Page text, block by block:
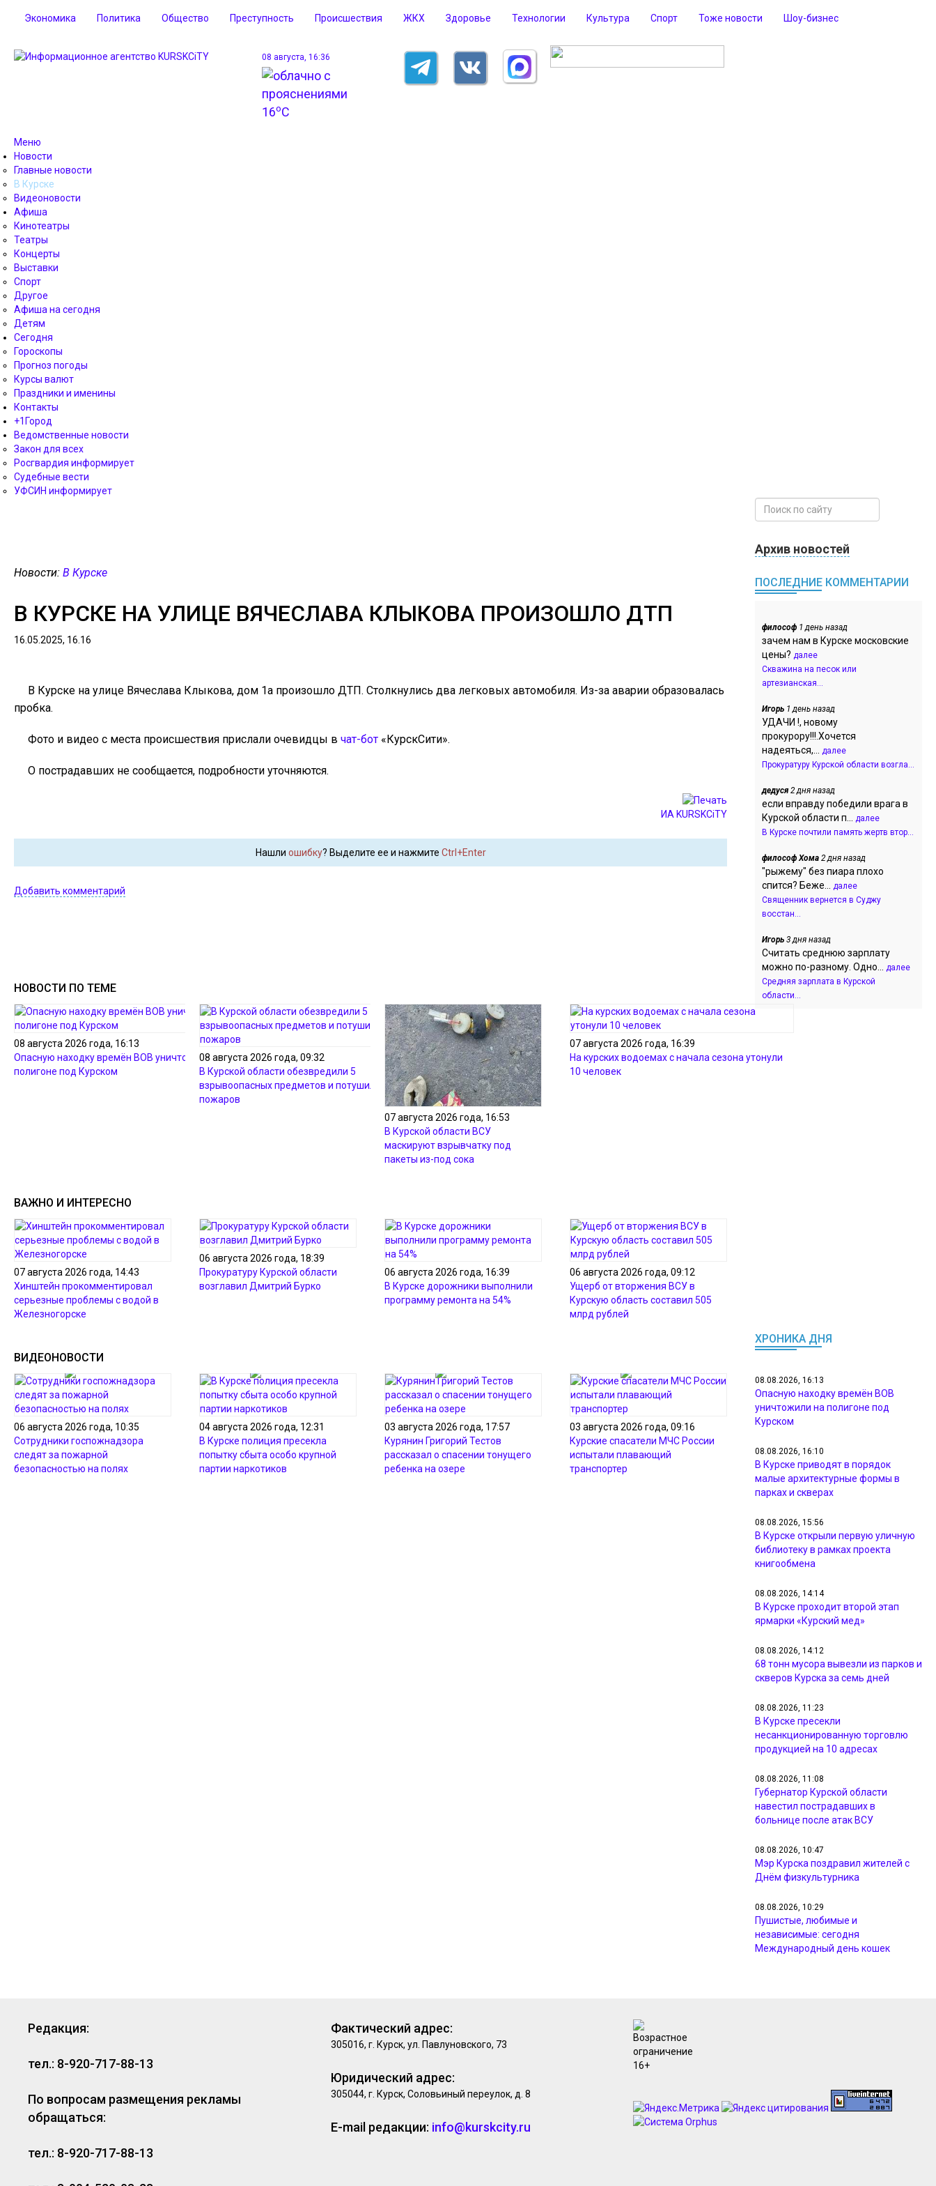
Экономика Политика Общество Преступность Происшествия ЖКХ Здоровье Технологии Культура Спорт Тоже новости Шоу-бизнес
08 августа, 16:36
16oC
Меню
Новости
Главные новости
В Курске
Видеоновости
Афиша
Кинотеатры
Театры
Концерты
Выставки
Спорт
Другое
Афиша на сегодня
Детям
Сегодня
Гороскопы
Прогноз погоды
Курсы валют
Праздники и именины
Контакты
+1Город
Ведомственные новости
Закон для всех
Росгвардия информирует
Судебные вести
УФСИН информирует
Новости: В Курске
В КУРСКЕ НА УЛИЦЕ ВЯЧЕСЛАВА КЛЫКОВА ПРОИЗОШЛО ДТП
16.05.2025, 16.16
В Курске на улице Вячеслава Клыкова, дом 1а произошло ДТП. Столкнулись два легковых автомобиля. Из-за аварии образовалась
пробка.
Фото и видео с места происшествия прислали очевидцы в чат-бот «КурскСити».
О пострадавших не сообщается, подробности уточняются.
ИА KURSKCiTY
Нашли ошибку? Выделите ее и нажмите Ctrl+Enter
Добавить комментарий
НОВОСТИ ПО ТЕМЕ
08 августа 2026 года, 16:13
Опасную находку времён ВОВ уничтожили на
полигоне под Курском
08 августа 2026 года, 09:32
В Курской области обезвредили 5
взрывоопасных предметов и потушили 8
пожаров
07 августа 2026 года, 16:53
В Курской области ВСУ
маскируют взрывчатку под
пакеты из-под сока
07 августа 2026 года, 16:39
На курских водоемах с начала сезона утонули
10 человек
ВАЖНО И ИНТЕРЕСНО
07 августа 2026 года, 14:43
Хинштейн прокомментировал
серьезные проблемы с водой в
Железногорске
06 августа 2026 года, 18:39
Прокуратуру Курской области
возглавил Дмитрий Бурко
06 августа 2026 года, 16:39
В Курске дорожники выполнили
программу ремонта на 54%
06 августа 2026 года, 09:12
Ущерб от вторжения ВСУ в
Курскую область составил 505
млрд рублей
ВИДЕОНОВОСТИ
06 августа 2026 года, 10:35
Сотрудники госпожнадзора
следят за пожарной
безопасностью на полях
04 августа 2026 года, 12:31
В Курске полиция пресекла
попытку сбыта особо крупной
партии наркотиков
03 августа 2026 года, 17:57
Курянин Григорий Тестов
рассказал о спасении тонущего
ребенка на озере
03 августа 2026 года, 09:16
Курские спасатели МЧС России
испытали плавающий
транспортер
Архив новостей
ПОСЛЕДНИЕ КОММЕНТАРИИ
философ 1 день назад
зачем нам в Курске московские
цены? далее
Скважина на песок или
артезианская...
Игорь 1 день назад
УДАЧИ !, новому
прокурору!!!.Хочется
надеяться,... далее
Прокуратуру Курской области возгла...
дедуся2 дня назад
если вправду победили врага в
Курской области п... далее
В Курске почтили память жертв втор...
философ Хома 2 дня назад
"рыжему" без пиара плохо
спится? Беже... далее
Священник вернется в Суджу
восстан...
Игорь 3 дня назад
Считать среднюю зарплату
можно по-разному. Одно... далее
Средняя зарплата в Курской
области...
ХРОНИКА ДНЯ
08.08.2026, 16:13
Опасную находку времён ВОВ
уничтожили на полигоне под
Курском
08.08.2026, 16:10
В Курске приводят в порядок
малые архитектурные формы в
парках и скверах
08.08.2026, 15:56
В Курске открыли первую уличную
библиотеку в рамках проекта
книгообмена
08.08.2026, 14:14
В Курске проходит второй этап
ярмарки «Курский мед»
08.08.2026, 14:12
68 тонн мусора вывезли из парков и
скверов Курска за семь дней
08.08.2026, 11:23
В Курске пресекли
несанкционированную торговлю
продукцией на 10 адресах
08.08.2026, 11:08
Губернатор Курской области
навестил пострадавших в
больнице после атак ВСУ
08.08.2026, 10:47
Мэр Курска поздравил жителей с
Днём физкультурника
08.08.2026, 10:29
Пушистые, любимые и
независимые: сегодня
Международный день кошек
четырёх районах
Редакция:
тел.: 8-920-717-88-13
По вопросам размещения рекламы
обращаться:
тел.: 8-920-717-88-13
Фактический адрес:
305016, г. Курск, ул. Павлуновского, 73
Юридический адрес:
305044, г. Курск, Соловьиный переулок, д. 8
E-mail редакции: info@kurskcity.ru